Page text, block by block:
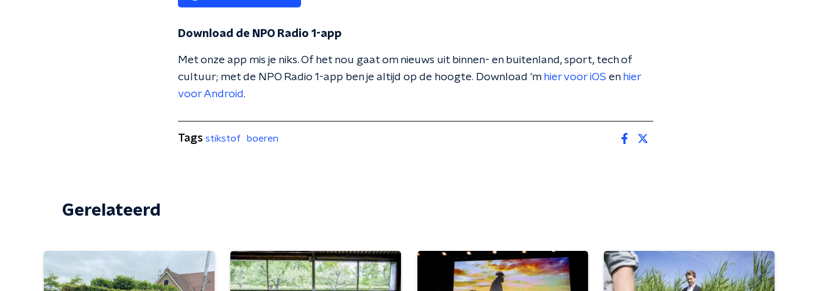
Download de NPO Radio 1-app
Met onze app mis je niks. Of het nou gaat om nieuws uit binnen- en buitenland, sport, tech of
cultuur; met de NPO Radio 1-app ben je altijd op de hoogte. Download 'm hier voor iOS en hier
voor Android.
Tags stikstof boeren
Gerelateerd